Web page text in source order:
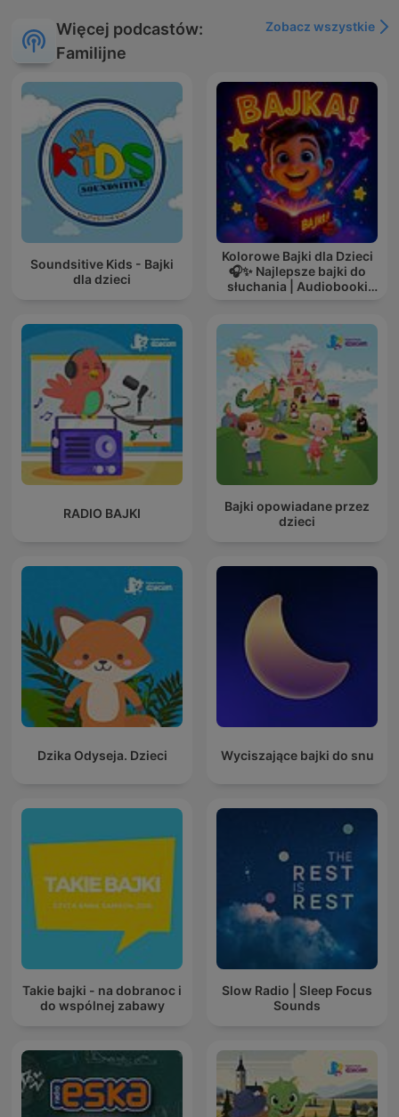
Więcej podcastów:
Familijne
Zobacz wszystkie
Soundsitive Kids - Bajki
dla dzieci
Kolorowe Bajki dla Dzieci
🎧✨ Najlepsze bajki do
słuchania | Audiobooki
RADIO BAJKI
Bajki opowiadane przez
dzieci
Dzika Odyseja. Dzieci Wyciszające bajki do snu
Takie bajki - na dobranoc i
do wspólnej zabawy
Slow Radio | Sleep Focus
Sounds